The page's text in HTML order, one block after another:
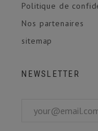
Politique de
Nos partenaires
sitemap
NEWSLETTER